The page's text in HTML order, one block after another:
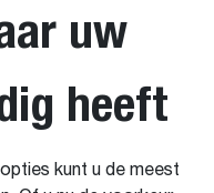
uw
heeft
kunt u de meest